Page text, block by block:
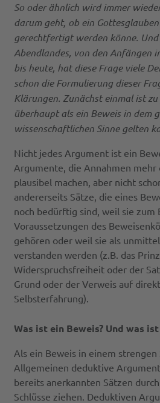
So oder ähnlich wird immer
darum geht, ob ein
gerechtfertigt werden könne. Und
Abendlandes, von den Anfängen
bis heute, hat diese Frage viele
schon die Formulierung dieser
Klärungen. Zunächst einmal ist
überhaupt als ein Beweis in dem
wissenschaftlichen Sinne gelten
Nicht jedes Argument ist ein
Argumente, die Annahmen mehr
plausibel machen, aber nicht
andererseits Sätze, die eines
noch bedürftig sind, weil sie zum
Voraussetzungen des
gehören oder weil sie als
verstanden werden (z.B. das
Widerspruchsfreiheit oder der
Grund oder der Verweis auf
Selbsterfahrung).
Was ist ein Beweis? Und was
Als ein Beweis in einem
Allgemeinen deduktive
bereits anerkannten Sätzen
Schlüsse ziehen. Deduktiven